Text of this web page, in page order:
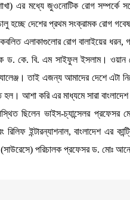
এর মধ্যে জুওনোটিক রোগ সম্পর্কে
হচ্ছে দেশের প্রথম সংক্রামক রোগ
এলাকাগুলোর রোগ বালাইয়ের ধরন,
ড. কে. বি. এম সাইফুল ইসলাম। ওয়ান
তাই এজন্য আমাদের দেশে এটা
হল। আশা করি এর মাধ্যমে সারা
ছিলেন ভাইস-চ্যান্সেলর প্রফেসর
ইন্টারন্যাশনাল, বাংলাদেশ এর
(সাউরেসে) পরিচালক প্রফেসর ড. মোঃ